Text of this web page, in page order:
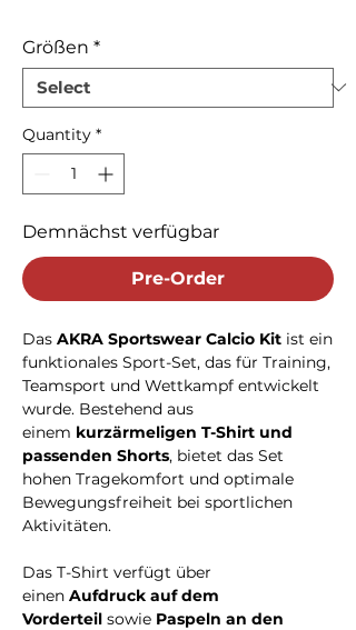
Größen *
Quantity *
Demnächst verfügbar
Pre-Order
Das AKRA Sportswear Calcio Kit ist ein
funktionales Sport-Set, das für Training,
Teamsport und Wettkampf entwickelt
wurde. Bestehend aus
einem kurzärmeligen T-Shirt und
passenden Shorts, bietet das Set
hohen Tragekomfort und optimale
Bewegungsfreiheit bei sportlichen
Aktivitäten.
Das T-Shirt verfügt über
einen Aufdruck auf dem
Vorderteil sowie Paspeln an den